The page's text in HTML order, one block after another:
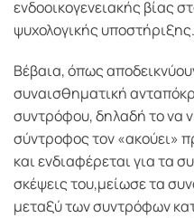
ενδοοικογενειακής βίας
ψυχολογικής υποστήριξης.
Βέβαια, όπως
συναισθηματική
συντρόφου, δηλαδή το να
σύντροφος τον «ακούει»
και ενδιαφέρεται για τα
σκέψεις του,μείωσε τα
μεταξύ των συντρόφων